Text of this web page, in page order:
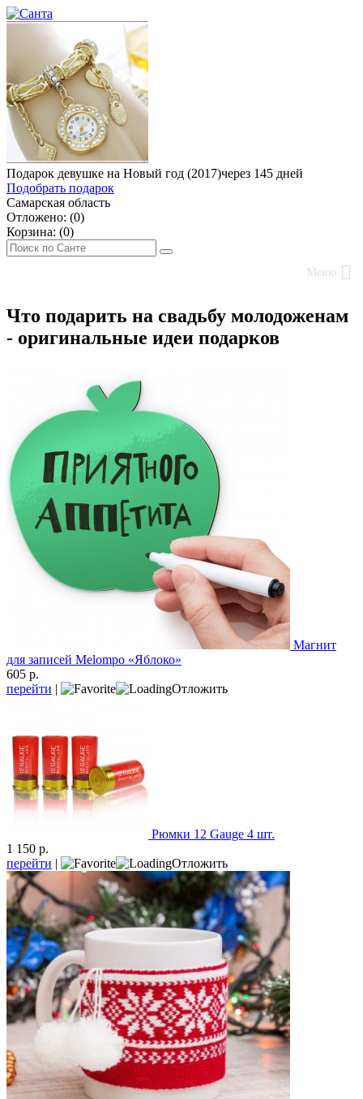
Подарок девушке на Новый год (2017)через 145 дней
Подобрать подарок
Самарская область
Отложено: (0)
Корзина: (0)
Меню
Что подарить на свадьбу молодоженам
- оригинальные идеи подарков
Магнит
для записей Melompo «Яблоко»
605 р.
перейти | Отложить
Рюмки 12 Gauge 4 шт.
1 150 р.
перейти | Отложить